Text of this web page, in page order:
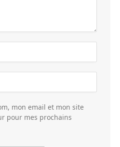
mon email et mon site
pour mes prochains